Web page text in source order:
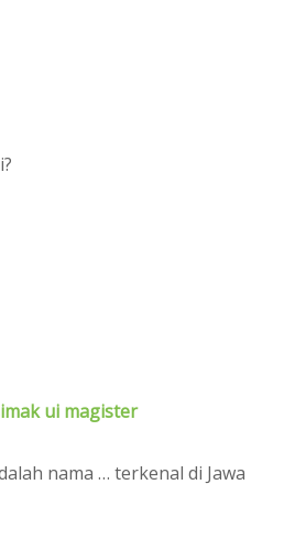
ui magister
nama … terkenal di Jawa